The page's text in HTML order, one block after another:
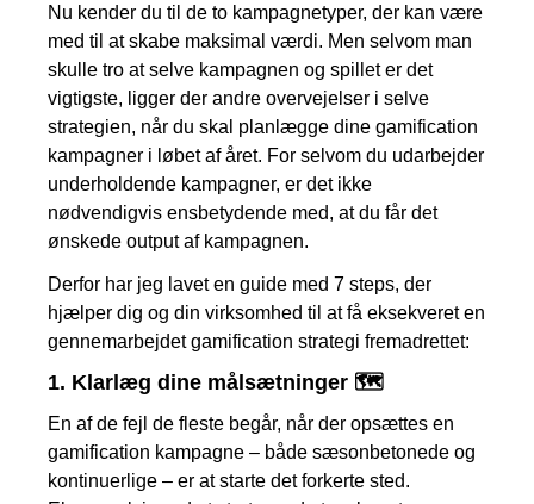
Nu kender du til de to kampagnetyper, der kan være
med til at skabe maksimal værdi. Men selvom man
skulle tro at selve kampagnen og spillet er det
vigtigste, ligger der andre overvejelser i selve
strategien, når du skal planlægge dine gamification
kampagner i løbet af året. For selvom du udarbejder
underholdende kampagner, er det ikke
nødvendigvis ensbetydende med, at du får det
ønskede output af kampagnen.
Derfor har jeg lavet en guide med 7 steps, der
hjælper dig og din virksomhed til at få eksekveret en
gennemarbejdet gamification strategi fremadrettet:
1. Klarlæg dine målsætninger 🗺
En af de fejl de fleste begår, når der opsættes en
gamification kampagne – både sæsonbetonede og
kontinuerlige – er at starte det forkerte sted.